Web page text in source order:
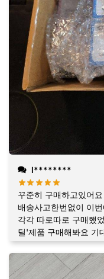
l********
꾸준히 구매하고있어요
배송사고한번없이 이
각각 따로따로 구매했
딜'제품 구매해봐요 기